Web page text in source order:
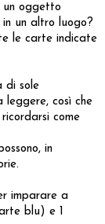
un oggetto
un altro luogo?
le carte indicate
di sole
leggere, così che
come
in
imparare a
blu) e 1